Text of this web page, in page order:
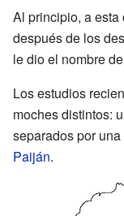
Al principio, a
después de los
le dio el nombre
Los estudios
moches distintos:
separados por
Paiján.